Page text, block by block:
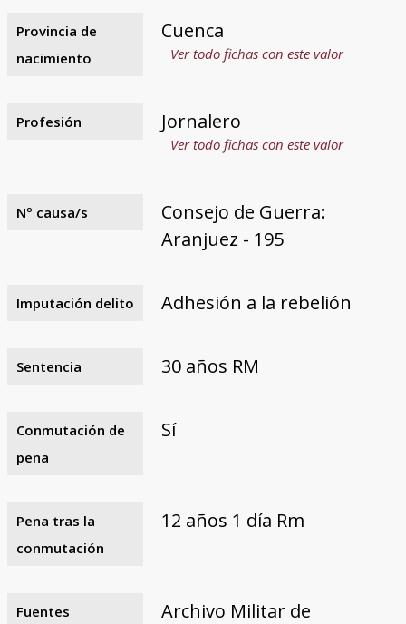
Provincia de
nacimiento
Cuenca
Ver todo fichas con este valor
Profesión Jornalero
Ver todo fichas con este valor
Nº causa/s
Consejo de Guerra:
Aranjuez - 195
Imputación delito Adhesión a la rebelión
Sentencia 30 años RM
Conmutación de
pena
Sí
Pena tras la
conmutación
12 años 1 día Rm
Fuentes
Archivo Militar de